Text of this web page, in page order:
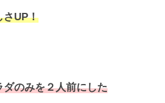
さUP！
のみを２人前にした